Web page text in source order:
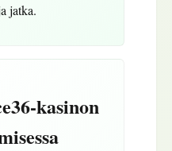
jatka.
kasinon